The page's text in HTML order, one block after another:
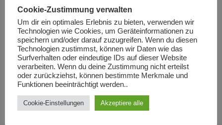
Oberndorf Mesnerfeld
Schwaz Dr. Psennerstraße
Schwaz Rennhammergasse
Sellrain Sellrainstraße
Telfs Niedere Munde Straße
Zirl Wiesenweg
Kommunale Bauten
Cookie-Zustimmung verwalten
Um dir ein optimales Erlebnis zu bieten, verwenden wir
Technologien wie Cookies, um Geräteinformationen zu
speichern und/oder darauf zuzugreifen. Wenn du diesen
Technologien zustimmst, können wir Daten wie das
Surfverhalten oder eindeutige IDs auf dieser Website
verarbeiten. Wenn du deine Zustimmung nicht erteilst
oder zurückziehst, können bestimmte Merkmale und
Funktionen beeinträchtigt werden..
Cookie-Einstellungen Akzeptiere alle